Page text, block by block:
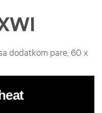
dodatkom pare, 60 x